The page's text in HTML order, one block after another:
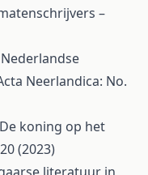
–
Nederlandse
Neerlandica: No.
De koning op het
(2023)